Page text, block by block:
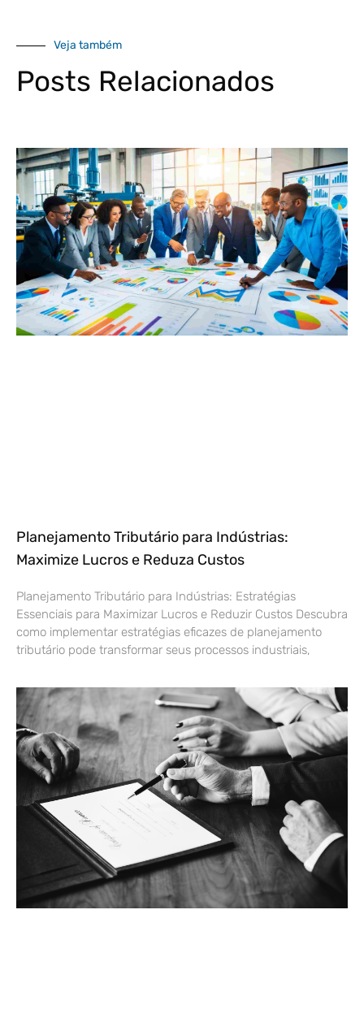
Veja também
Posts Relacionados
Planejamento Tributário para Indústrias:
Maximize Lucros e Reduza Custos
Planejamento Tributário para Indústrias: Estratégias
Essenciais para Maximizar Lucros e Reduzir Custos Descubra
como implementar estratégias eficazes de planejamento
tributário pode transformar seus processos industriais,